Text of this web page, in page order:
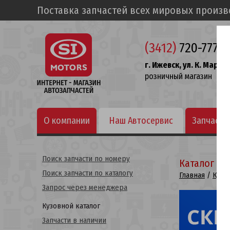
(3412) 720-777
г. Ижевск, ул. К. Маркса,
розничный магазин
Поставка запчастей всех мировых
О компании Наш Автосервис Запчасти
Каталог
Главная /
Поиск запчасти по номеру
Поиск запчасти по каталогу
Запрос через менеджера
Кузовной каталог
Запчасти в наличии